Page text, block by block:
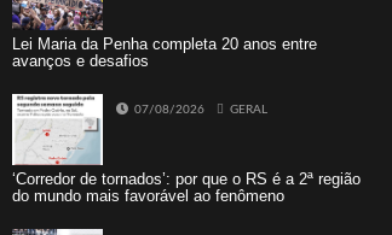
Lei Maria da Penha completa 20 anos entre
avanços e desafios
07/08/2026 GERAL
‘Corredor de tornados’: por que o RS é a 2ª região
do mundo mais favorável ao fenômeno